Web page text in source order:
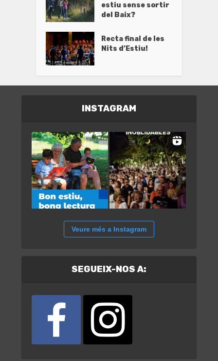
estiu sense sortir
del Baix?
Recta final de les
Nits d’Estiu!
INSTAGRAM
Veure més a Instagram
SEGUEIX-NOS A: